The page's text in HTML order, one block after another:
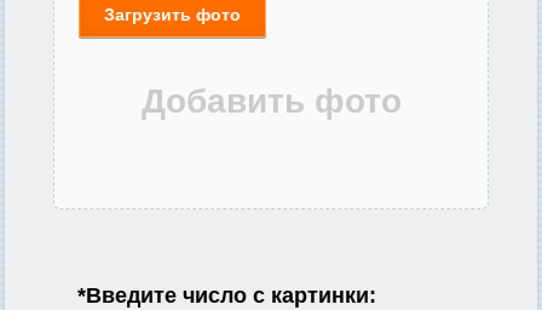
Загрузить фото
*Введите число с картинки: